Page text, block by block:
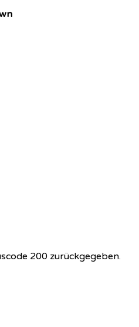
200 zurückgegeben.